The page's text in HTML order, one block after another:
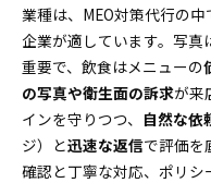
業種は、MEO対策代行の
企業が適しています。写真
重要で、飲食はメニューの
の写真や衛生面の訴求が来
インを守りつつ、 自然な依
ジ）と迅速な返信で評価を
確認と丁寧な対応、ポリ